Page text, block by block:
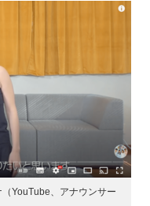
YouTube、アナウンサー